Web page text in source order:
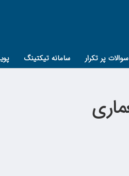
سوالات پر تکرار سامانه تیکتینگ